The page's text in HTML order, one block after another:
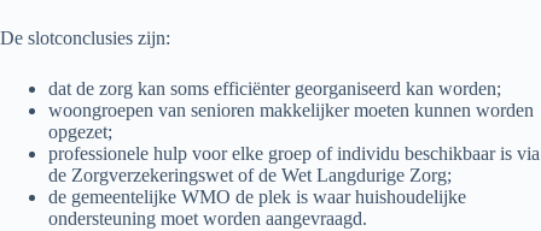
De slotconclusies zijn:
dat de zorg kan soms efficiënter georganiseerd kan worden;
woongroepen van senioren makkelijker moeten kunnen worden
opgezet;
professionele hulp voor elke groep of individu beschikbaar is via
de Zorgverzekeringswet of de Wet Langdurige Zorg;
de gemeentelijke WMO de plek is waar huishoudelijke
ondersteuning moet worden aangevraagd.